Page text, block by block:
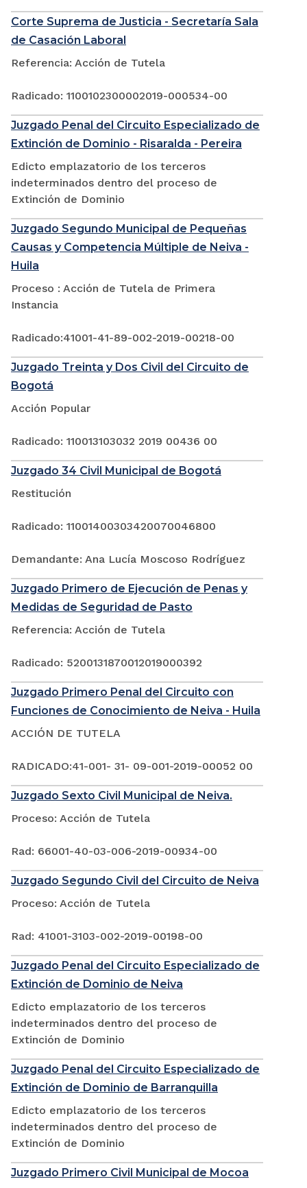
Corte Suprema de Justicia - Secretaría Sala
de Casación Laboral
Referencia: Acción de Tutela
Radicado: 1100102300002019-000534-00
Juzgado Penal del Circuito Especializado de
Extinción de Dominio - Risaralda - Pereira
Edicto emplazatorio de los terceros
indeterminados dentro del proceso de
Extinción de Dominio
Juzgado Segundo Municipal de Pequeñas
Causas y Competencia Múltiple de Neiva -
Huila
Proceso : Acción de Tutela de Primera
Instancia
Radicado:41001-41-89-002-2019-00218-00
Juzgado Treinta y Dos Civil del Circuito de
Bogotá
Acción Popular
Radicado: 110013103032 2019 00436 00
Juzgado 34 Civil Municipal de Bogotá
Restitución
Radicado: 11001400303420070046800
Demandante: Ana Lucía Moscoso Rodríguez
Juzgado Primero de Ejecución de Penas y
Medidas de Seguridad de Pasto
Referencia: Acción de Tutela
Radicado: 5200131870012019000392
Juzgado Primero Penal del Circuito con
Funciones de Conocimiento de Neiva - Huila
ACCIÓN DE TUTELA
RADICADO:41-001- 31- 09-001-2019-00052 00
Juzgado Sexto Civil Municipal de Neiva.
Proceso: Acción de Tutela
Rad: 66001-40-03-006-2019-00934-00
Juzgado Segundo Civil del Circuito de Neiva
Proceso: Acción de Tutela
Rad: 41001-3103-002-2019-00198-00
Juzgado Penal del Circuito Especializado de
Extinción de Dominio de Neiva
Edicto emplazatorio de los terceros
indeterminados dentro del proceso de
Extinción de Dominio
Juzgado Penal del Circuito Especializado de
Extinción de Dominio de Barranquilla
Edicto emplazatorio de los terceros
indeterminados dentro del proceso de
Extinción de Dominio
Juzgado Primero Civil Municipal de Mocoa